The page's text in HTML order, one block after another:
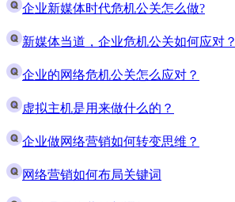
企业新媒体时代危机公关怎么做?
新媒体当道，企业危机公关如何应对？
企业的网络危机公关怎么应对？
虚拟主机是用来做什么的？
企业做网络营销如何转变思维？
网络营销如何布局关键词